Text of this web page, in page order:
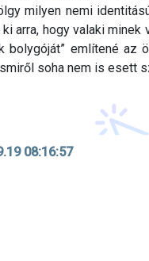
milyen nemi
arra, hogy valaki minek
bolygóját” említené az
soha nem is esett
08:16:57